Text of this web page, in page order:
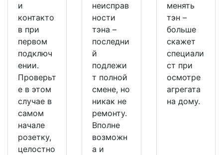
и
контакто
в при
первом
подключ
ении.
Проверьт
е в этом
случае в
самом
начале
розетку,
целостно
неисправ
ности
тэна –
последни
й
подлежи
т полной
смене, но
никак не
ремонту.
Вполне
возможн
а и
менять
тэн –
больше
скажет
специали
ст при
осмотре
агрегата
на дому.